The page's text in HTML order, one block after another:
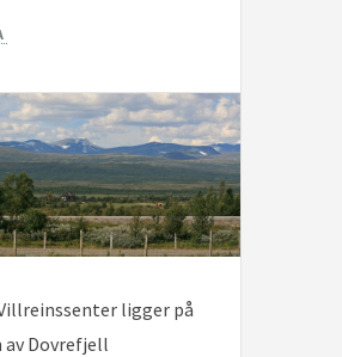
ligger på
av Dovrefjell